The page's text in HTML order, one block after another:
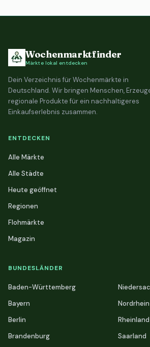
Wochenmarktfinder
Märkte lokal entdecken
Dein Verzeichnis für Wochenmärkte in
Deutschland. Wir bringen Menschen,
regionale Produkte für ein nachhaltigeres
Einkaufserlebnis zusammen.
ENTDECKEN
Alle Märkte
Alle Städte
Heute geöffnet
Regionen
Flohmärkte
Magazin
BUNDESLÄNDER
Baden-Württemberg
Bayern
Berlin
Brandenburg
Saarland